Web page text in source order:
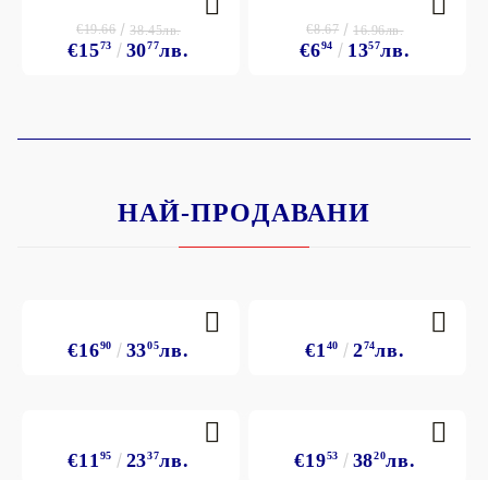
€1573 3077лв.
€19.66 38.45лв.
€694 1357лв.
€8.67 16.96лв.
НАЙ-ПРОДАВАНИ
€1690 3305лв. €1 40 274лв.
€11 95 2337лв. €1953 3820лв.